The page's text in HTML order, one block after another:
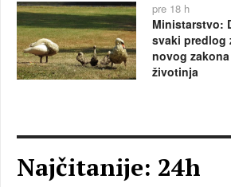
pre 18 h
Ministarstvo:
svaki predlog
novog
životinja
Najčitanije: 24h